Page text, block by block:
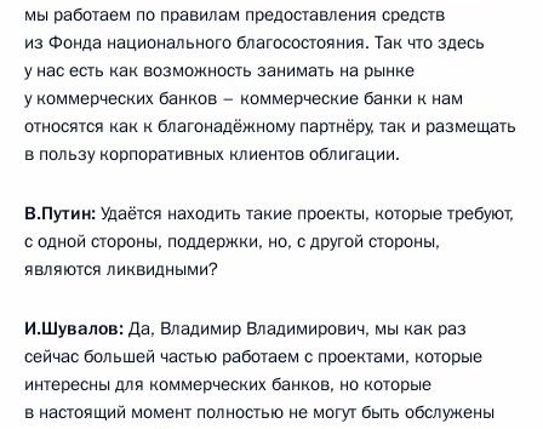
мы работаем по правилам предоставления средств
из Фонда национального благосостояния. Так что здесь
у нас есть как возможность занимать на рынке
у коммерческих банков – коммерческие банки к нам
относятся как к благонадёжному партнёру, так и размещать
в пользу корпоративных клиентов облигации.
В.Путин: Удаётся находить такие проекты, которые требуют,
с одной стороны, поддержки, но, с другой стороны,
являются ликвидными?
И.Шувалов: Да, Владимир Владимирович, мы как раз
сейчас большей частью работаем с проектами, которые
интересны для коммерческих банков, но которые
в настоящий момент полностью не могут быть обслужены